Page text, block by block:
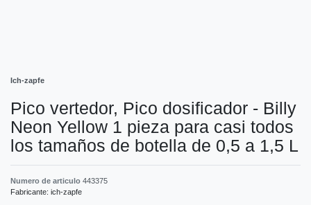
Ich-zapfe
Pico vertedor, Pico dosificador - Billy
Neon Yellow 1 pieza para casi todos
los tamaños de botella de 0,5 a 1,5 L
Numero de articulo 443375
Fabricante: ich-zapfe